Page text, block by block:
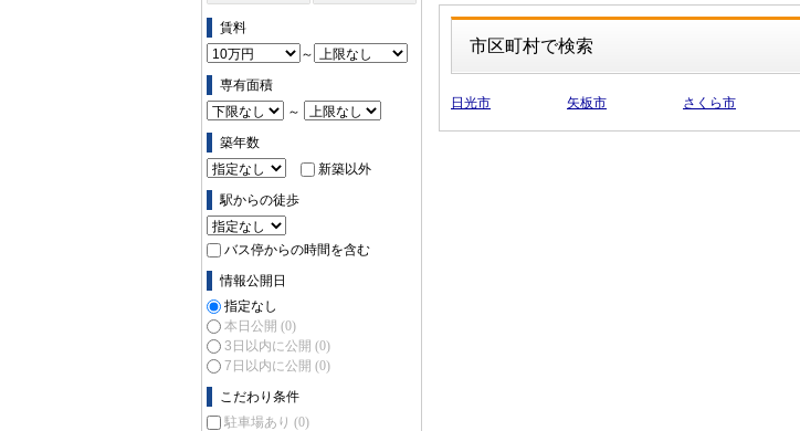
賃料
～
専有面積
～
築年数
新築以外
駅からの徒歩
バス停からの時間を含む
情報公開日
指定なし
本日公開 (0)
3日以内に公開 (0)
7日以内に公開 (0)
こだわり条件
駐車場あり (0)
市区町村で検索
日光市 矢板市 さくら市